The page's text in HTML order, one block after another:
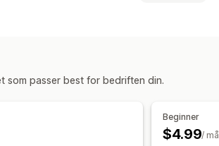
omtaler Spørsmål og svar
på
Optimalisering av metadata
som passer best for bedriften din.
Beginner
$4.99/